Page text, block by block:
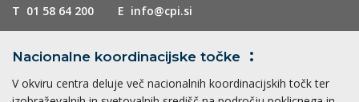
T 01 58 64 200 E info@cpi.si
Nacionalne koordinacijske točke
V okviru centra deluje več nacionalnih koordinacijskih točk ter